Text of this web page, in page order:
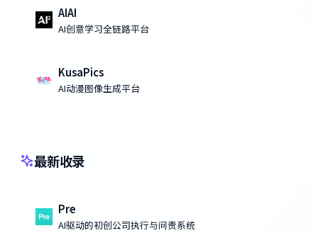
AIAI
AI创意学习全链路平台
KusaPics
AI动漫图像生成平台
最新收录
Pre
AI驱动的初创公司执行与问责系统